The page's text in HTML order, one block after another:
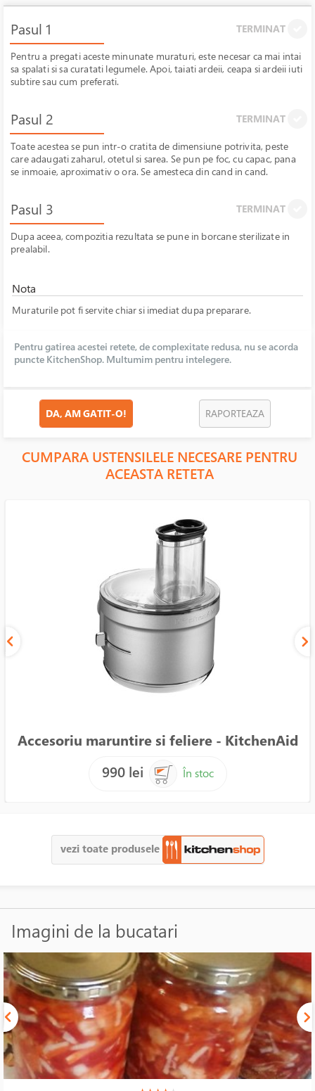
Pasul 1 TERMINAT
Pentru a pregati aceste minunate muraturi, este necesar ca mai intai
sa spalati si sa curatati legumele. Apoi, taiati ardeii, ceapa si ardeii iuti
subtire sau cum preferati.
Pasul 2 TERMINAT
Toate acestea se pun intr-o cratita de dimensiune potrivita, peste
care adaugati zaharul, otetul si sarea. Se pun pe foc, cu capac, pana
se inmoaie, aproximativ o ora. Se amesteca din cand in cand.
Pasul 3 TERMINAT
Dupa aceea, compozitia rezultata se pune in borcane sterilizate in
prealabil.
Nota
Muraturile pot fi servite chiar si imediat dupa preparare.
Pentru gatirea acestei retete, de complexitate redusa, nu se acorda
puncte KitchenShop. Multumim pentru intelegere.
DA, AM GATIT-O! RAPORTEAZA
CUMPARA USTENSILELE NECESARE PENTRU
ACEASTA RETETA
Accesoriu maruntire si feliere - KitchenAid
990 lei
În stoc
vezi toate produsele
Imagini de la bucatari